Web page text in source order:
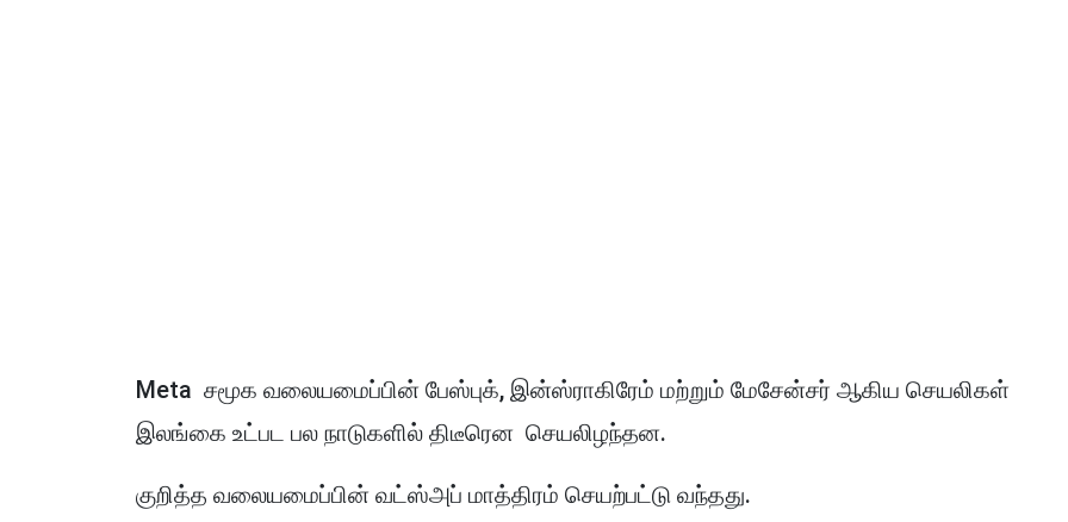
Meta சமூக வலையமைப்பின் பேஸ்புக், இன்ஸ்ராகிரேம் மற்றும் மேசேன்சர் ஆகிய செயலிகள்
இலங்கை உட்பட பல நாடுகளில் திடீரென செயலிழந்தன.
குறித்த வலையமைப்பின் வட்ஸ்அப் மாத்திரம் செயற்பட்டு வந்தது.